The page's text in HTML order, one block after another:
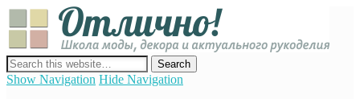
сайт о декоре, дизайне и моде, вязании, шитье и других видах
рукоделия
Show Navigation Hide Navigation